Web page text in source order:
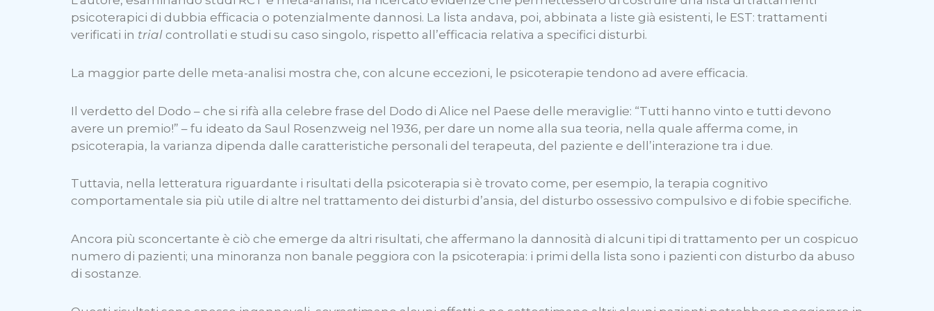
psicoterapici di dubbia efficacia o potenzialmente dannosi. La lista andava, poi, abbinata a liste già esistenti, le EST: trattamenti
verificati in trial controllati e studi su caso singolo, rispetto all’efficacia relativa a specifici disturbi.
La maggior parte delle meta-analisi mostra che, con alcune eccezioni, le psicoterapie tendono ad avere efficacia.
Il verdetto del Dodo – che si rifà alla celebre frase del Dodo di Alice nel Paese delle meraviglie: “Tutti hanno vinto e tutti devono
avere un premio!” – fu ideato da Saul Rosenzweig nel 1936, per dare un nome alla sua teoria, nella quale afferma come, in
psicoterapia, la varianza dipenda dalle caratteristiche personali del terapeuta, del paziente e dell’interazione tra i due.
Tuttavia, nella letteratura riguardante i risultati della psicoterapia si è trovato come, per esempio, la terapia cognitivo
comportamentale sia più utile di altre nel trattamento dei disturbi d’ansia, del disturbo ossessivo compulsivo e di fobie specifiche.
Ancora più sconcertante è ciò che emerge da altri risultati, che affermano la dannosità di alcuni tipi di trattamento per un cospicuo
numero di pazienti; una minoranza non banale peggiora con la psicoterapia: i primi della lista sono i pazienti con disturbo da abuso
di sostanze.